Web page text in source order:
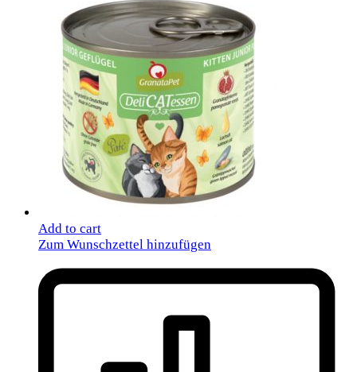
Add to cart
Zum Wunschzettel hinzufügen